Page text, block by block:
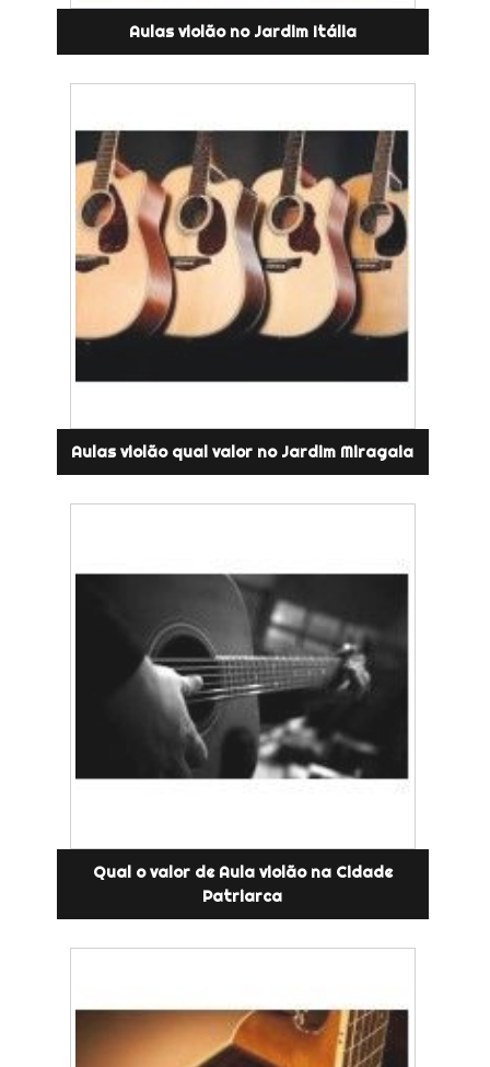
Aulas violão no Jardim Itália
Aulas violão qual valor no Jardim Miragaia
Qual o valor de Aula violão na Cidade
Patriarca